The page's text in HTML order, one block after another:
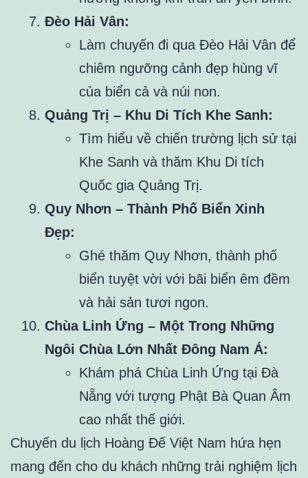
Đèo Hải Vân:
Làm chuyến đi qua Đèo Hải Vân để
chiêm ngưỡng cảnh đẹp hùng vĩ
của biển cả và núi non.
Quảng Trị – Khu Di Tích Khe Sanh:
Tìm hiểu về chiến trường lịch sử tại
Khe Sanh và thăm Khu Di tích
Quốc gia Quảng Trị.
Quy Nhơn – Thành Phố Biển Xinh
Đẹp:
Ghé thăm Quy Nhơn, thành phố
biển tuyệt vời với bãi biển êm đềm
và hải sản tươi ngon.
Chùa Linh Ứng – Một Trong Những
Ngôi Chùa Lớn Nhất Đông Nam Á:
Khám phá Chùa Linh Ứng tại Đà
Nẵng với tượng Phật Bà Quan Âm
cao nhất thế giới.
Chuyến du lịch Hoàng Đế Việt Nam hứa hẹn
mang đến cho du khách những trải nghiệm lịch